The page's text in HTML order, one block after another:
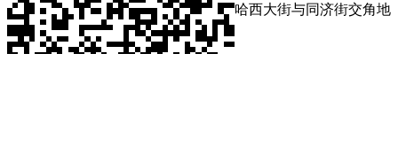
店铺地址：黑龙江省哈尔滨市南岗区哈西大街与同济街交角地
段第loft4栋1212号